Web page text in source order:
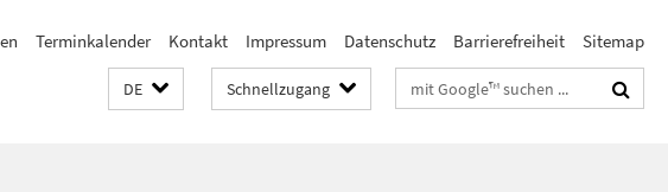
Terminkalender Kontakt Impressum Datenschutz Barrierefreiheit Sitemap
DE Schnellzugang Suchbegriffe